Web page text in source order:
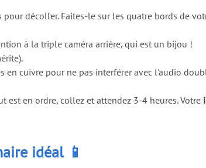
décoller. Faites-le sur les quatre bords de
à la triple caméra arrière, qui est un bijou !
en cuivre pour ne pas interférer avec l'audio
en ordre, collez et attendez 3-4 heures. Votre
idéal 📱